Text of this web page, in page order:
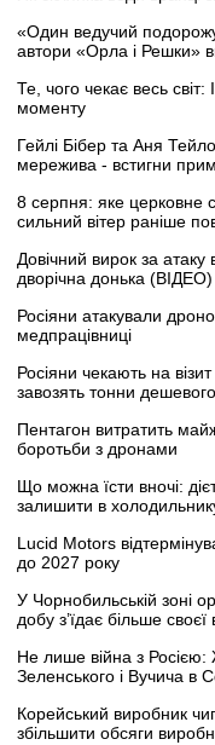
«Один ведучий
автори «Орла і Решки»
Те, чого чекає весь
моменту
Гейлі Бібер та Аня
мережива - встигни
8 серпня: яке церковне
сильний вітер раніше
Довічний вирок за атаку
дворічна донька (ВІДЕО)
Росіяни атакували
медпрацівниці
Росіяни чекають на
завозять тонни
Пентагон витратить
боротьби з дронами
Що можна їсти вночі:
залишити в
Lucid Motors
до 2027 року
У Чорнобильській зоні
добу з’їдає більше
Не лише війна з
Зеленського і Вучича в
Корейський виробник
збільшити обсяги